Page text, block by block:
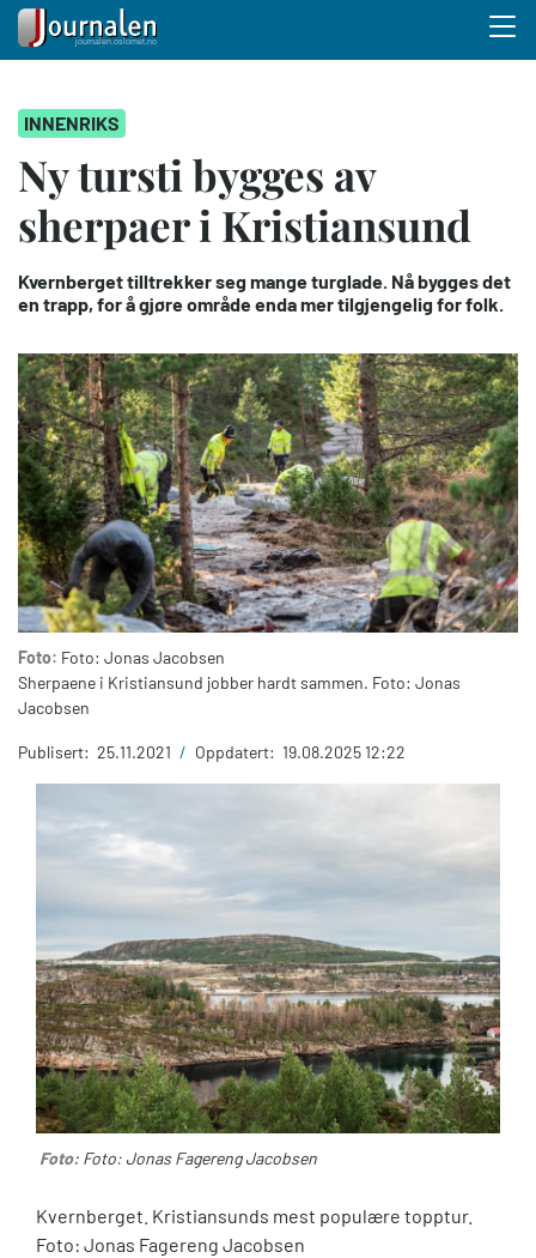
hovedinnhold
INNENRIKS
Ny tursti bygges av
sherpaer i Kristiansund
Kvernberget tilltrekker seg mange turglade. Nå bygges det
en trapp, for å gjøre område enda mer tilgjengelig for folk.
Foto: Foto: Jonas Jacobsen
Sherpaene i Kristiansund jobber hardt sammen. Foto: Jonas
Jacobsen
Publisert: 25.11.2021 / Oppdatert: 19.08.2025 12:22
Foto: Foto: Jonas Fagereng Jacobsen
Kvernberget. Kristiansunds mest populære topptur.
Foto: Jonas Fagereng Jacobsen